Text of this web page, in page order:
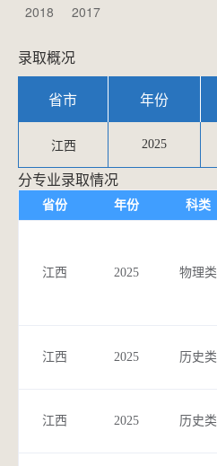
2018 2017
录取概况
省市 年份
江西 2025
分专业录取情况
省份 年份 科类
江西 2025 物理类
江西 2025 历史类
江西 2025 历史类